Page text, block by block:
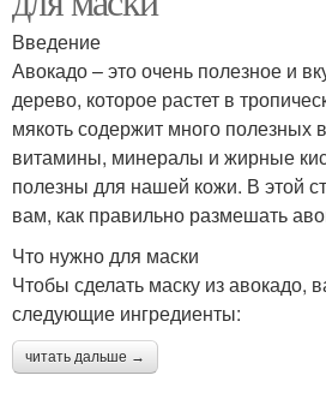
Введение
Авокадо – это очень полезное и
дерево, которое растет в
мякоть содержит много полезных
витамины, минералы и жирные
полезны для нашей кожи. В этой
вам, как правильно размешать
Что нужно для маски
Чтобы сделать маску из авокадо,
следующие ингредиенты:
читать дальше →